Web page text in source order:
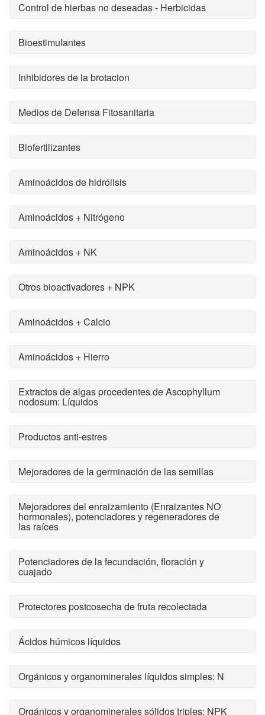
Control de hierbas no deseadas - Herbicidas
Bioestimulantes
Inhibidores de la brotacion
Medios de Defensa Fitosanitaria
Biofertilizantes
Aminoácidos de hidrólisis
Aminoácidos + Nitrógeno
Aminoácidos + NK
Otros bioactivadores + NPK
Aminoácidos + Calcio
Aminoácidos + Hierro
Extractos de algas procedentes de Ascophyllum
nodosum: Líquidos
Productos anti-estres
Mejoradores de la germinación de las semillas
Mejoradores del enraizamiento (Enraizantes NO
hormonales), potenciadores y regeneradores de
las raíces
Potenciadores de la fecundación, floración y
cuajado
Protectores postcosecha de fruta recolectada
Ácidos húmicos líquidos
Orgánicos y organominerales líquidos simples: N
Orgánicos y organominerales sólidos triples: NPK